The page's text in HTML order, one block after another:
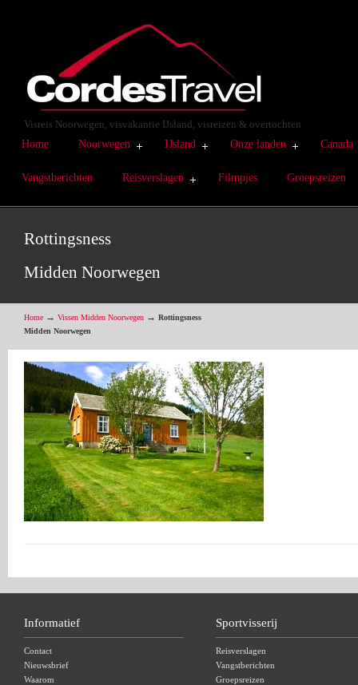
Visreis Noorwegen, visvakantie IJsland, visreizen & overtochten
Home
Noorwegen IJsland Onze landen Canada
Vangstberichten Reisverslagen Filmpjes Groepsreizen
Rottingsness
Midden Noorwegen
Home → Vissen Midden Noorwegen → Rottingsness
Midden Noorwegen
Informatief
Contact
Nieuwsbrief
Waarom
Sportvisserij
Reisverslagen
Vangstberichten
Groepsreizen